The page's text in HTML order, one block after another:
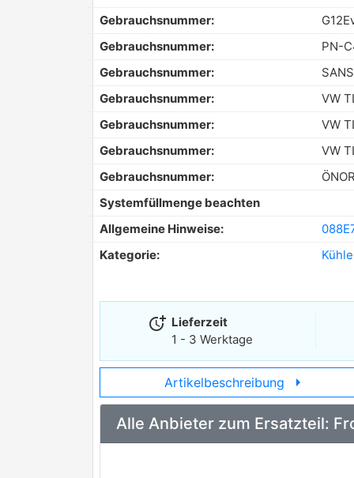
Gebrauchsnummer:
Gebrauchsnummer:
PN-
Gebrauchsnummer:
Gebrauchsnummer:
VW
Gebrauchsnummer:
VW
Gebrauchsnummer:
VW
Gebrauchsnummer:
Systemfüllmenge beachten
Allgemeine Hinweise:
Kategorie:
more_time Lieferzeit
1 - 3 Werktage
Artikelbeschreibung arrow_right
Alle Anbieter zum Ersatzteil: